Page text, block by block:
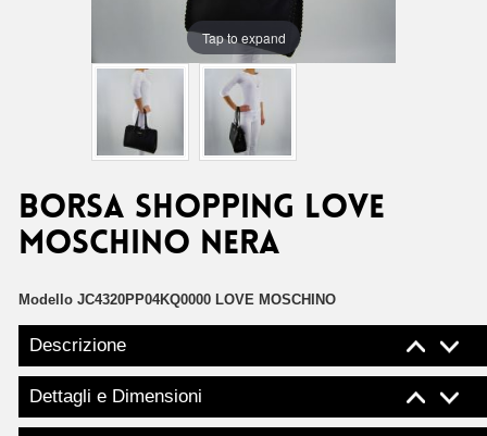
Tap to expand
Borsa shopping Love
Moschino nera
Modello JC4320PP04KQ0000 LOVE MOSCHINO
Descrizione
Dettagli e Dimensioni